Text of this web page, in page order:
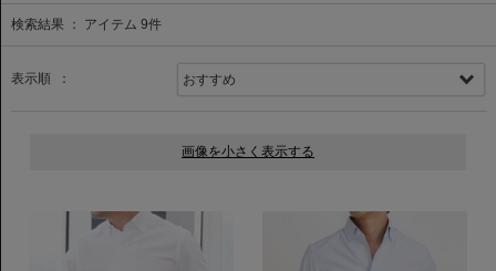
検索結果 ： アイテム 9件
表示順 ：